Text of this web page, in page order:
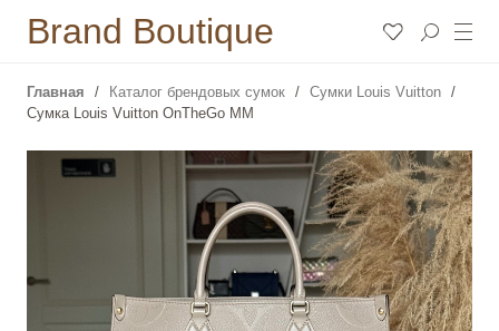
Brand Boutique
Главная Каталог брендовых сумок
Сумки Louis Vuitton
Сумка Louis Vuitton OnTheGo MM